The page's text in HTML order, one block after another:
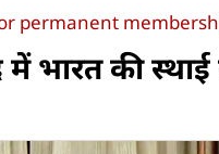
permanent
में भारत की